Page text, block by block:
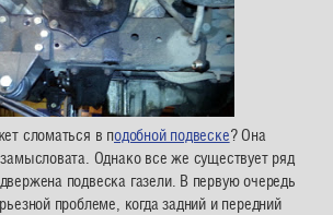
сломаться в подобной подвеске? Она
Однако все же существует ряд
подвеска газели. В первую очередь
проблеме, когда задний и передний